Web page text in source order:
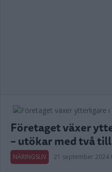
Företaget växer
– utökar med två till
NÄRINGSLIV 21 september 2024